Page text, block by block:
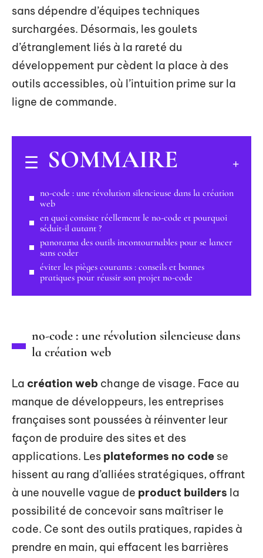
sans dépendre d’équipes techniques
surchargées. Désormais, les goulets
d’étranglement liés à la rareté du
développement pur cèdent la place à des
outils accessibles, où l’intuition prime sur la
ligne de commande.
SOMMAIRE
no-code : une révolution silencieuse dans la création
web
en quoi consiste réellement le no-code et pourquoi
séduit-il autant ?
panorama des outils incontournables pour se lancer
sans coder
éviter les pièges courants : conseils et bonnes
pratiques pour réussir son projet no-code
no-code : une révolution silencieuse dans
la création web
La création web change de visage. Face au
manque de développeurs, les entreprises
françaises sont poussées à réinventer leur
façon de produire des sites et des
applications. Les plateformes no code se
hissent au rang d’alliées stratégiques, offrant
à une nouvelle vague de product builders la
possibilité de concevoir sans maîtriser le
code. Ce sont des outils pratiques, rapides à
prendre en main, qui effacent les barrières